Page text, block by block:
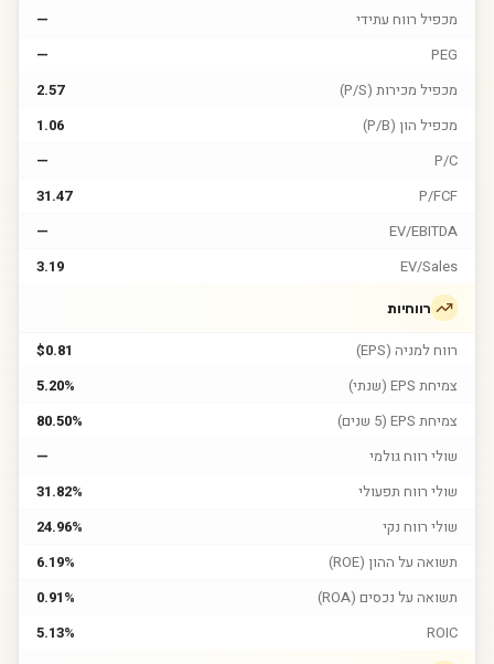
מכפיל רווח עתידי
—
PEG
—
מכפיל מכירות (P/S)
2.57
מכפיל הון (P/B)
1.06
P/C
—
P/FCF
31.47
EV/EBITDA
—
EV/Sales
3.19
רווחיות
רווח למניה (EPS)
$0.81
צמיחת EPS (שנתי)
5.20%
צמיחת EPS (5 שנים)
80.50%
שולי רווח גולמי
—
שולי רווח תפעולי
31.82%
שולי רווח נקי
24.96%
תשואה על ההון (ROE)
6.19%
תשואה על נכסים (ROA)
0.91%
ROIC
5.13%